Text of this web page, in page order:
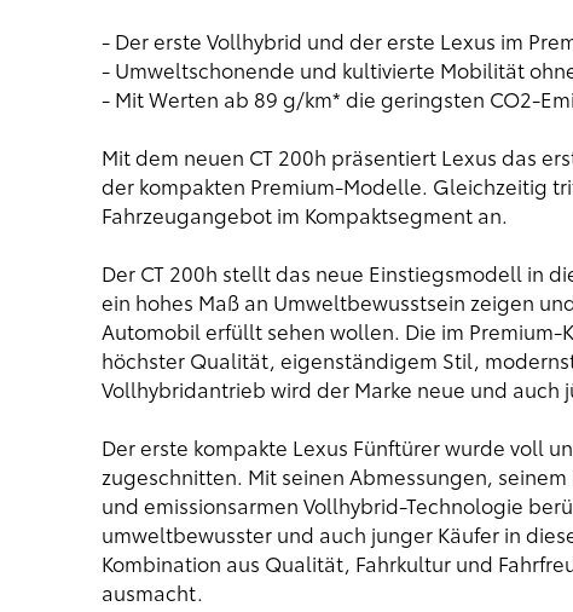
- Der erste Vollhybrid und der erste Lexus im
- Umweltschonende und kultivierte Mobilität
- Mit Werten ab 89 g/km* die geringsten CO2-
Mit dem neuen CT 200h präsentiert Lexus das
der kompakten Premium-Modelle. Gleichzeitig
Fahrzeugangebot im Kompaktsegment an.
Der CT 200h stellt das neue Einstiegsmodell in
ein hohes Maß an Umweltbewusstsein zeigen
Automobil erfüllt sehen wollen. Die im
höchster Qualität, eigenständigem Stil,
Vollhybridantrieb wird der Marke neue und auch
Der erste kompakte Lexus Fünftürer wurde voll
zugeschnitten. Mit seinen Abmessungen,
und emissionsarmen Vollhybrid-Technologie
umweltbewusster und auch junger Käufer in
Kombination aus Qualität, Fahrkultur und
ausmacht.